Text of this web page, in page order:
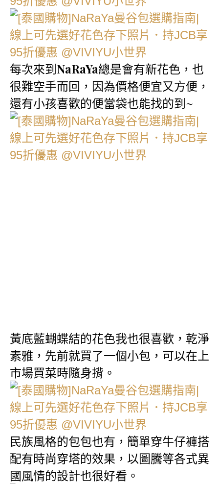
每次來到NaRaYa總是會有新花色，也
很難空手而回，因為價格便宜又方便，
還有小孩喜歡的便當袋也能找的到~
黃底藍蝴蝶結的花色我也很喜歡，乾淨
素雅，先前就買了一個小包，可以在上
市場買菜時隨身揹。
民族風格的包包也有，簡單穿牛仔褲搭
配有時尚穿塔的效果，以圖騰等各式異
國風情的設計也很好看。